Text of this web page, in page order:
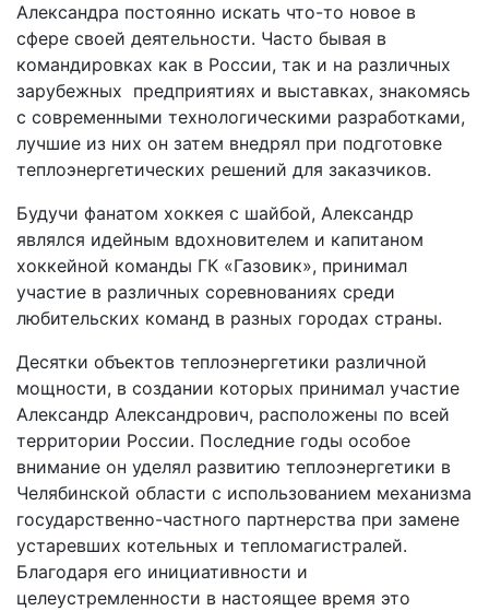
Александра постоянно искать что-то новое в
сфере своей деятельности. Часто бывая в
командировках как в России, так и на различных
зарубежных предприятиях и выставках, знакомясь
с современными технологическими разработками,
лучшие из них он затем внедрял при подготовке
теплоэнергетических решений для заказчиков.
Будучи фанатом хоккея с шайбой, Александр
являлся идейным вдохновителем и капитаном
хоккейной команды ГК «Газовик», принимал
участие в различных соревнованиях среди
любительских команд в разных городах страны.
Десятки объектов теплоэнергетики различной
мощности, в создании которых принимал участие
Александр Александрович, расположены по всей
территории России. Последние годы особое
внимание он уделял развитию теплоэнергетики в
Челябинской области с использованием механизма
государственно-частного партнерства при замене
устаревших котельных и тепломагистралей.
Благодаря его инициативности и
целеустремленности в настоящее время это